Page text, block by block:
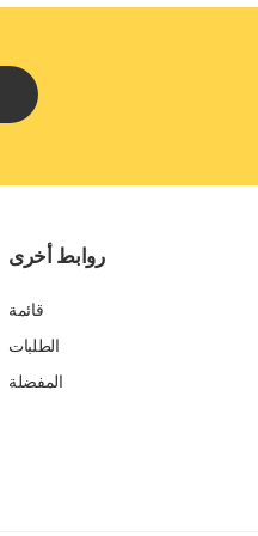
روابط أخرى
قائمة
الطلبات
المفضلة